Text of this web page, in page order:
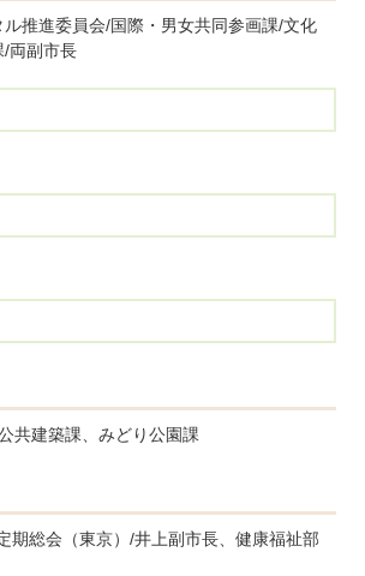
推進委員会/国際・男女共同参画課/文化
/両副市長
共建築課、みどり公園課
期総会（東京）/井上副市長、健康福祉部